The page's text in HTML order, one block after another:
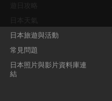
日本旅遊與活動
常見問題
日本照片與影片資料庫連
結